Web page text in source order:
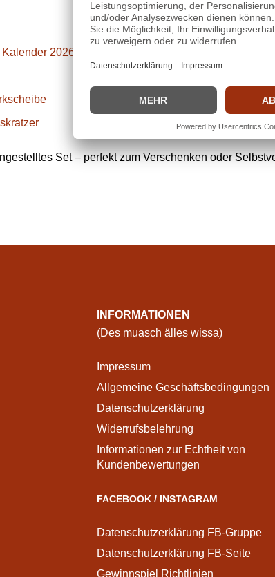
2026
Set – perfekt zum Verschenken oder
INFORMATIONEN
(Des muasch älles wissa)
Impressum
Allgemeine Geschäftsbedingungen
Datenschutzerklärung
Widerrufsbelehrung
Informationen zur Echtheit von
Kundenbewertungen
FACEBOOK / INSTAGRAM
Datenschutzerklärung FB-Gruppe
Datenschutzerklärung FB-Seite
Gewinnspiel Richtlinien